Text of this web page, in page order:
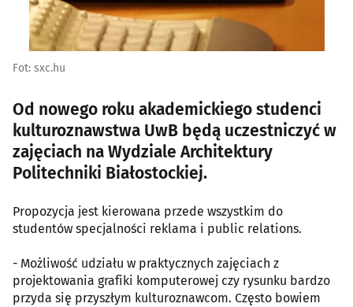
Fot: sxc.hu
Od nowego roku akademickiego studenci
kulturoznawstwa UwB będą uczestniczyć w
zajęciach na Wydziale Architektury
Politechniki Białostockiej.
Propozycja jest kierowana przede wszystkim do
studentów specjalności reklama i public relations.
- Możliwość udziału w praktycznych zajęciach z
projektowania grafiki komputerowej czy rysunku bardzo
przyda się przyszłym kulturoznawcom. Często bowiem